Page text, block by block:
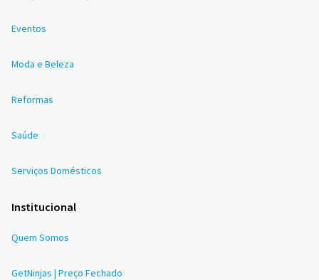
Eventos
Moda e Beleza
Reformas
Saúde
Serviços Domésticos
Institucional
Quem Somos
GetNinjas | Preço Fechado